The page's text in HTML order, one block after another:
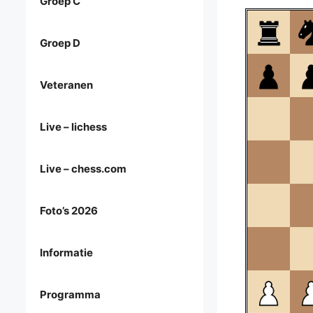
Groep D
Veteranen
Live – lichess
Live – chess.com
Foto’s 2026
Informatie
Programma